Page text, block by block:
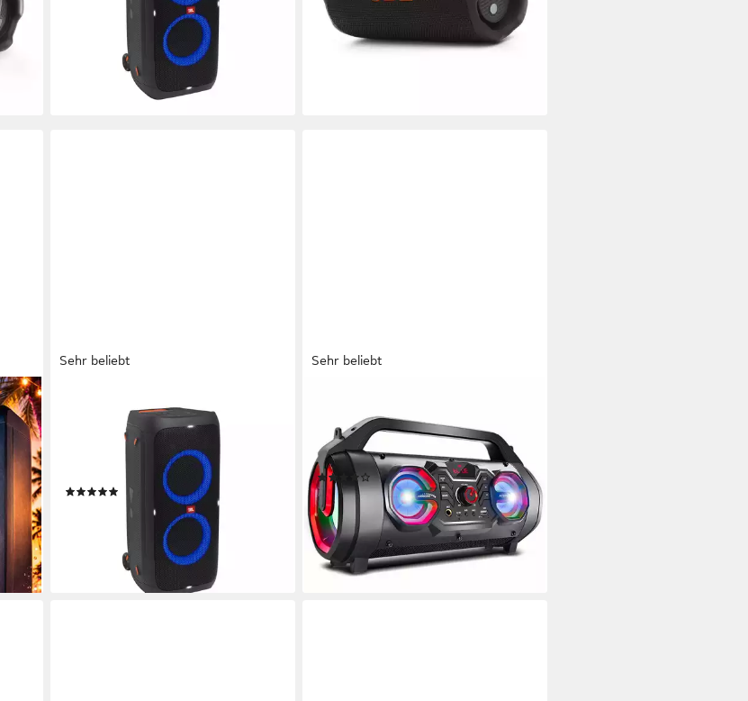
UVP
579,99 €
mtl. in 24 Raten
lieferbar - in 4-5 Werktagen bei dir
107,90 €
9,85 €
mtl. in 12 Raten
Sehr beliebt
PartyBox 310 Party-Lautsprecher
Netzwerkstandard
Gesamtleistung
Max. Akkulaufzeit
(249)
UVP
579,99 €
mtl. in 24 Raten
lieferbar - in 4-5 Werktagen bei dir
Sehr beliebt
AC875 Bluetooth-Lautsprecher
30 W Gesamtleistung
2,10 kg Gewicht
(35)
50,10 € UVP75,00 €
-33%
lieferbar - in 2-3 Werktagen bei dir